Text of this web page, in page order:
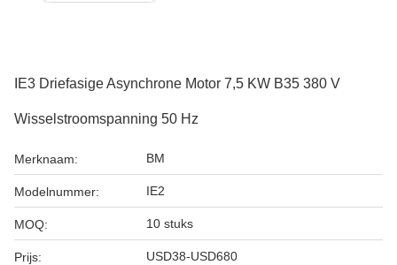
IE3 Driefasige Asynchrone Motor 7,5 KW B35 380 V
Wisselstroomspanning 50 Hz
Merknaam: BM
Modelnummer: IE2
MOQ: 10 stuks
Prijs: USD38-USD680